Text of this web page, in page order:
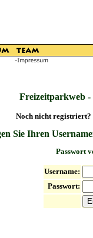
Freizeitparkweb
Noch nicht registriert?
Sie Ihren
Passwort
Username:
Passwort: